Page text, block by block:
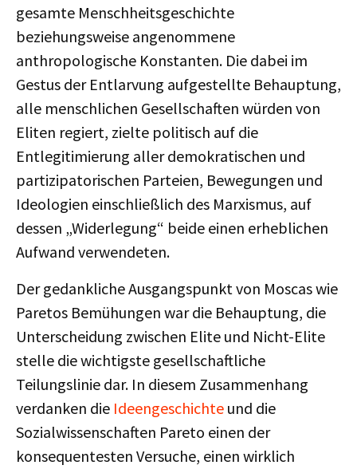
gesamte Menschheitsgeschichte
beziehungsweise angenommene
anthropologische Konstanten. Die dabei im
Gestus der Entlarvung aufgestellte Behauptung,
alle menschlichen Gesellschaften würden von
Eliten regiert, zielte politisch auf die
Entlegitimierung aller demokratischen und
partizipatorischen Parteien, Bewegungen und
Ideologien einschließlich des Marxismus, auf
dessen „Widerlegung“ beide einen erheblichen
Aufwand verwendeten.
Der gedankliche Ausgangspunkt von Moscas wie
Paretos Bemühungen war die Behauptung, die
Unterscheidung zwischen Elite und Nicht-Elite
stelle die wichtigste gesellschaftliche
Teilungslinie dar. In diesem Zusammenhang
verdanken die Ideengeschichte und die
Sozialwissenschaften Pareto einen der
konsequentesten Versuche, einen wirklich